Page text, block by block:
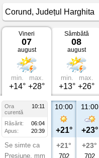
Vremea
Corund
Județul
Harghita
Vineri
07
august
min.
+14°
max.
+28°
Sâmbătă
08
august
min.
+13°
max.
+26°
Ora
10:11
curentă
Răsărit:
06:04
Apus:
20:39
Se simte ca
Presiune, mm
10:00
+21°
+21°
702
11:00
+23°
+23°
702